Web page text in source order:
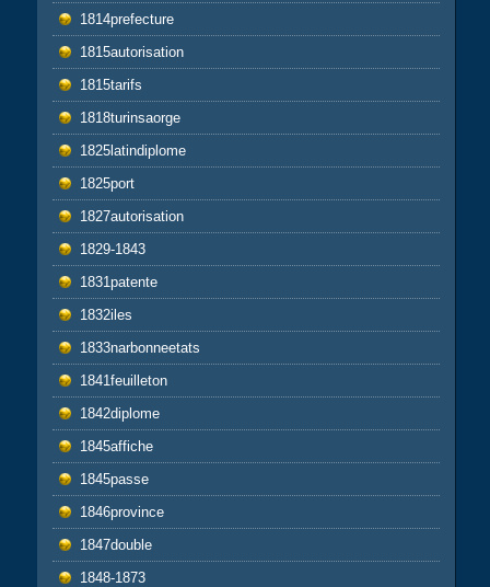
1814prefecture
1815autorisation
1815tarifs
1818turinsaorge
1825latindiplome
1825port
1827autorisation
1829-1843
1831patente
1832iles
1833narbonneetats
1841feuilleton
1842diplome
1845affiche
1845passe
1846province
1847double
1848-1873